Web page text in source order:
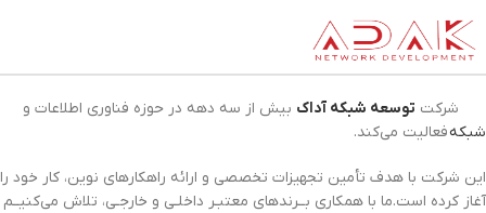
شرکت توسعه شبکه آداک بیش از سه دهه در حوزه فناوری اطلاعات و
شبکهفعالیت می‌کند.
این شرکت با هدف تأمین تجهیزات تخصصی و ارائه راهکارهای نوین، کار خود را
آغاز کرده است.ما با همکاری بــرندهای معتبـر داخلـی و خارجـی، تلاش می‌کنیــم